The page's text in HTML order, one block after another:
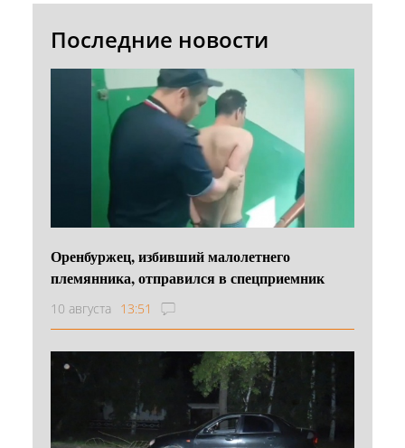
Последние новости
Оренбуржец, избивший малолетнего
племянника, отправился в спецприемник
10 августа 13:51